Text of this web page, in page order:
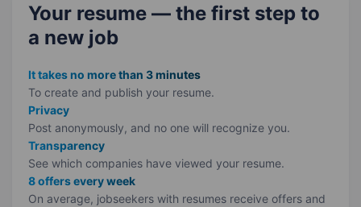
Your resume — the first step to
a new job
It takes no more than 3 minutes
To create and publish your resume.
Privacy
Post anonymously, and no one will recognize you.
Transparency
See which companies have viewed your resume.
8 offers every week
On average, jobseekers with resumes receive offers and